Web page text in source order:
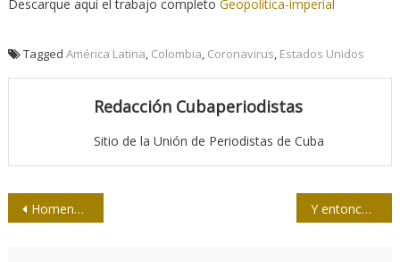
Descarque aquí el trabajo completo Geopolitica-imperial
Tagged América Latina Colombia Coronavirus Estados Unidos
Redacción Cubaperiodistas
Sitio de la Unión de Periodistas de Cuba
Navegación
Homenaje a Fidel Castro en el 94 aniversario de su nacimiento Y entonces nació Fidel